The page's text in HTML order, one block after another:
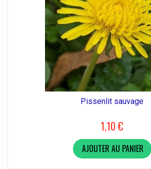
Pissenlit sauvage
1,10 €
AJOUTER AU PANIER